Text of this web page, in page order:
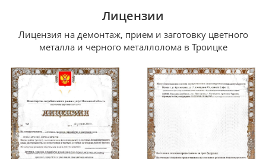
Лицензии
Лицензия на демонтаж, прием и заготовку цветного
металла и черного металлолома в Троицке